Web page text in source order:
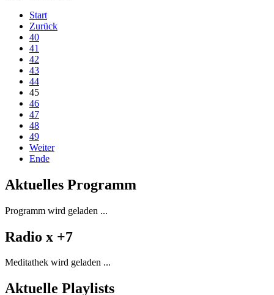
Start
Zurück
40
41
42
43
44
45
46
47
48
49
Weiter
Ende
Aktuelles Programm
Programm wird geladen ...
Radio x +7
Meditathek wird geladen ...
Aktuelle Playlists